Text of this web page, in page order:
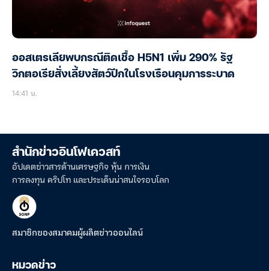
ออสเตรเลียพบกรณีติดเชื้อ H5N1 เพิ่ม 290% รัฐ
วิกตอเรียสั่งเลี้ยงสัตว์ปีกในโรงเรือนคุมการระบาด
14:41 น.
สำนักข่าวอินโฟเควสท์
อัปเดตข่าวสารด้านเศรษฐกิจ หุ้น การเงิน
การลงทุน คริปโท และประเด็นน่าสนใจรอบโลก
สมาชิกของสมาคมผู้ผลิตข่าวออนไลน์
หมวดข่าว